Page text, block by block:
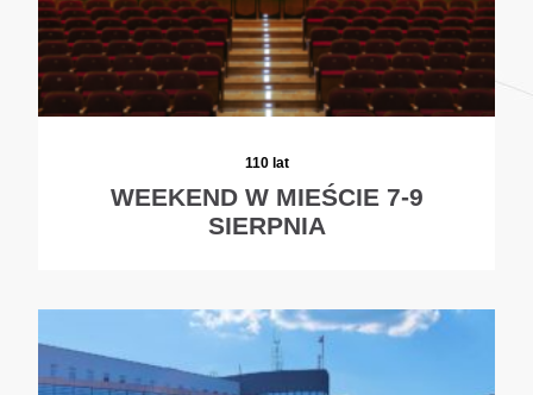
110 lat
WEEKEND W MIEŚCIE 7-9
SIERPNIA